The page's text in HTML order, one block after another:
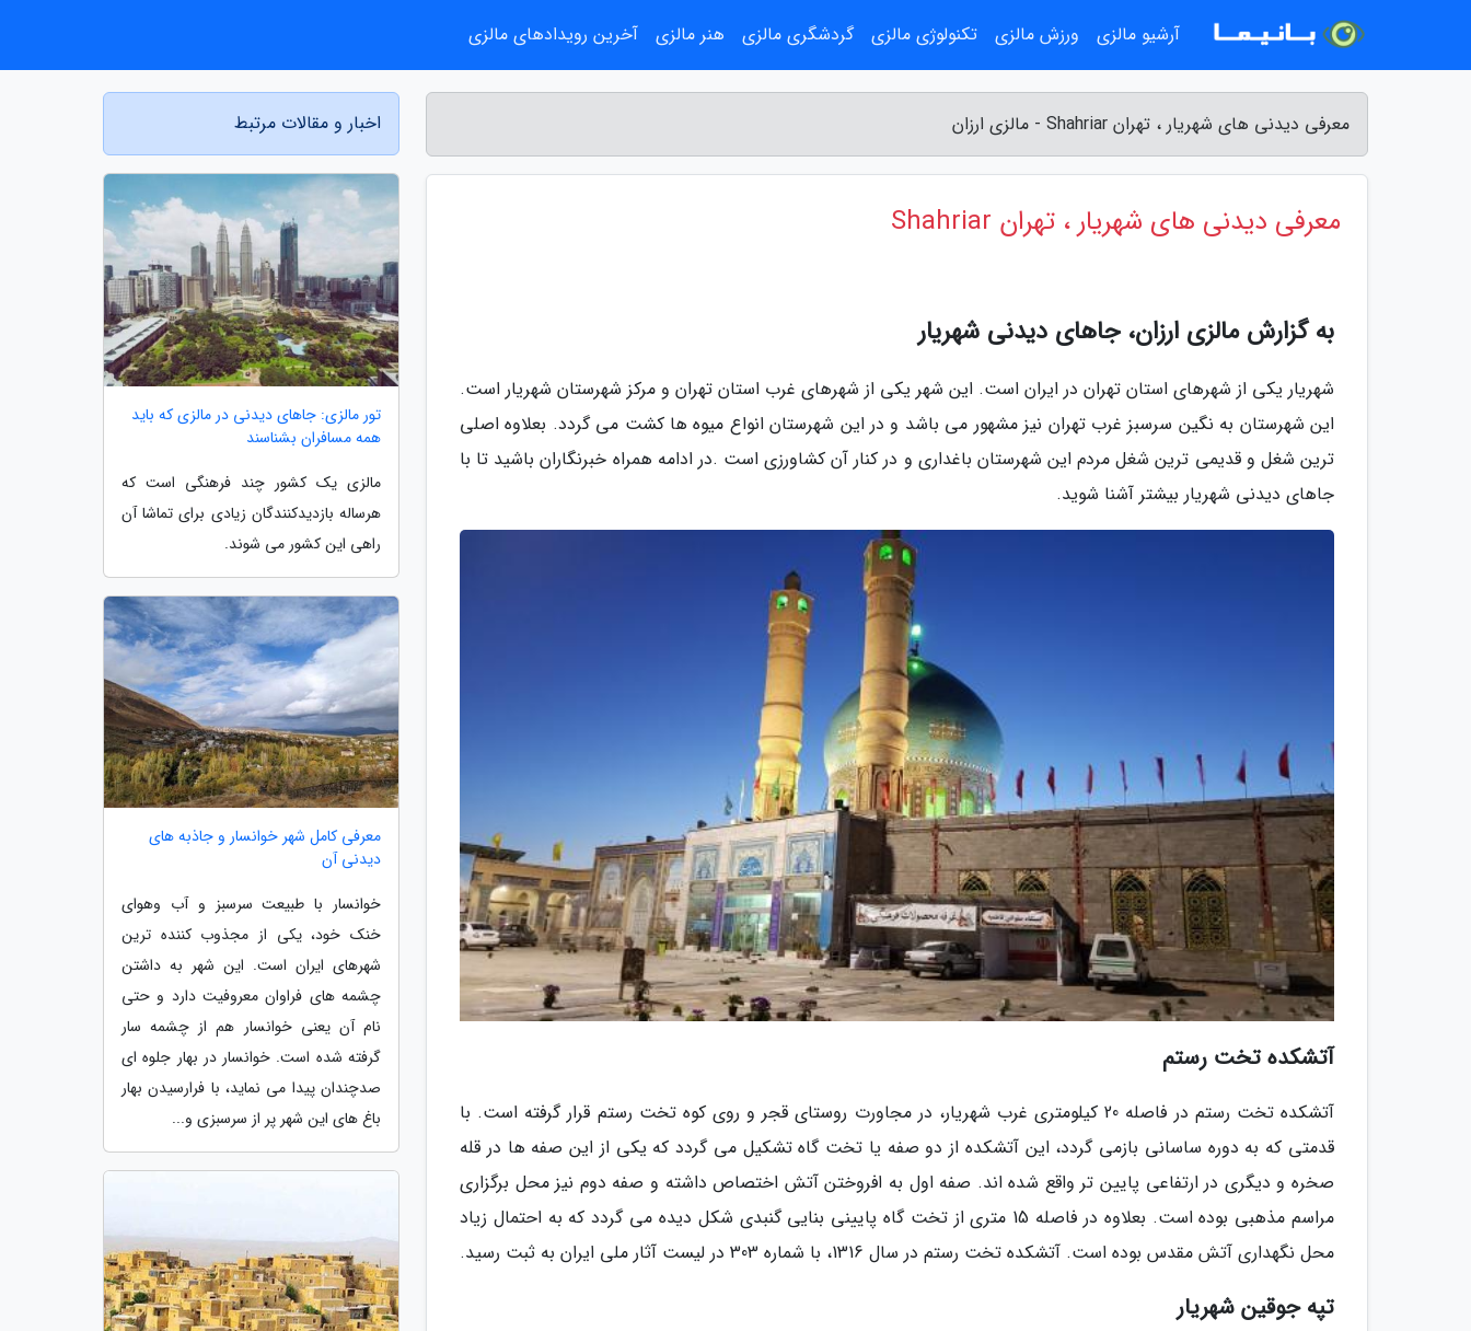
معرفی دیدنی های شهریار ، تهران Shahriar - مالزی ارزان
معرفی دیدنی های شهریار ، تهران Shahriar
به گزارش مالزی ارزان، جاهای دیدنی شهریار
شهریار یکی از شهرهای استان تهران در ایران است. این شهر یکی از شهرهای غرب استان تهران و مرکز شهرستان شهریار است.
این شهرستان به نگین سرسبز غرب تهران نیز مشهور می باشد و در این شهرستان انواع میوه ها کشت می گردد. بعلاوه اصلی
ترین شغل و قدیمی ترین شغل مردم این شهرستان باغداری و در کنار آن کشاورزی است .در ادامه همراه خبرنگاران باشید تا با
جاهای دیدنی شهریار بیشتر آشنا شوید.
آتشکده تخت رستم
آتشکده تخت رستم در فاصله 20 کیلومتری غرب شهریار، در مجاورت روستای قجر و روی کوه تخت رستم قرار گرفته است. با
قدمتی که به دوره ساسانی بازمی گردد، این آتشکده از دو صفه یا تخت گاه تشکیل می گردد که یکی از این صفه ها در قله
صخره و دیگری در ارتفاعی پایین تر واقع شده اند. صفه اول به افروختن آتش اختصاص داشته و صفه دوم نیز محل برگزاری
مراسم مذهبی بوده است. بعلاوه در فاصله 15 متری از تخت گاه پایینی بنایی گنبدی شکل دیده می گردد که به احتمال زیاد
محل نگهداری آتش مقدس بوده است. آتشکده تخت رستم در سال 1316، با شماره 303 در لیست آثار ملی ایران به ثبت رسید.
تپه جوقین شهریار
اخبار و مقالات مرتبط
تور مالزی: جاهای دیدنی در مالزی که باید
همه مسافران بشناسند
مالزی یک کشور چند فرهنگی است که
هرساله بازدیدکنندگان زیادی برای تماشا آن
راهی این کشور می شوند.
معرفی کامل شهر خوانسار و جاذبه های
دیدنی آن
خوانسار با طبیعت سرسبز و آب وهوای
خنک خود، یکی از مجذوب کننده ترین
شهرهای ایران است. این شهر به داشتن
چشمه های فراوان معروفیت دارد و حتی
نام آن یعنی خوانسار هم از چشمه سار
گرفته شده است. خوانسار در بهار جلوه ای
صدچندان پیدا می نماید، با فرارسیدن بهار
باغ های این شهر پر از سرسبزی و...
آرشیو مالزی ورزش مالزی تکنولوژی مالزی گردشگری مالزی هنر مالزی آخرین رویدادهای مالزی